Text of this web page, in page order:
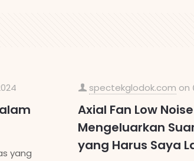
yang
spectekglodok.com on
Axial Fan Low
Mengeluarkan
yang Harus Saya